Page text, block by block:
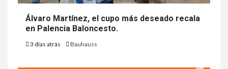
Álvaro Martínez, el cupo más deseado recala
en Palencia Baloncesto.
3 días atrás Bauhauss